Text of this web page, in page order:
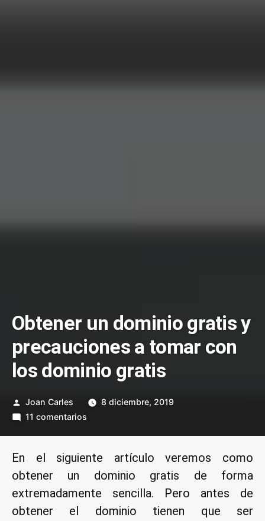
Obtener un dominio gratis y
precauciones a tomar con
los dominio gratis
Publicado
por
Joan Carles
8 diciembre, 2019
11 comentarios
dominio
gratis
y
precauciones
En el siguiente artículo veremos como
obtener un dominio gratis de forma
extremadamente sencilla. Pero antes de
obtener el dominio tienen que ser